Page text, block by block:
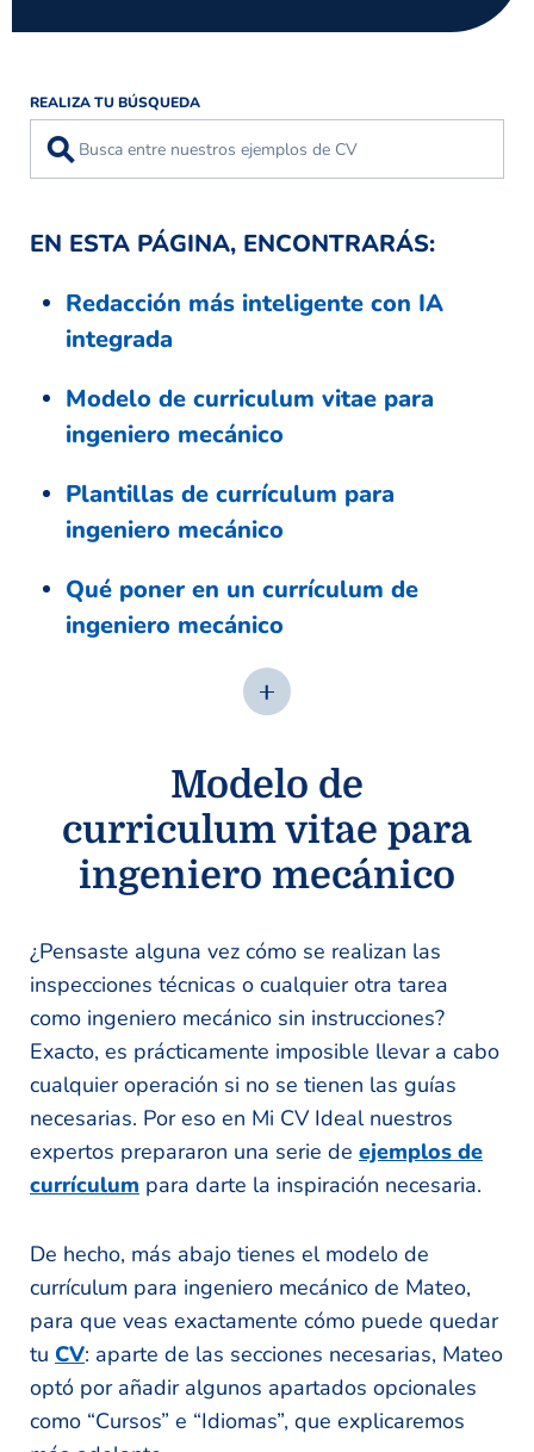
REALIZA TU BÚSQUEDA
⚲
EN ESTA PÁGINA, ENCONTRARÁS:
Redacción más inteligente con IA
integrada
Modelo de curriculum vitae para
ingeniero mecánico
Plantillas de currículum para
ingeniero mecánico
Qué poner en un currículum de
ingeniero mecánico
Modelo de
curriculum vitae para
ingeniero mecánico
¿Pensaste alguna vez cómo se realizan las
inspecciones técnicas o cualquier otra tarea
como ingeniero mecánico sin instrucciones?
Exacto, es prácticamente imposible llevar a cabo
cualquier operación si no se tienen las guías
necesarias. Por eso en Mi CV Ideal nuestros
expertos prepararon una serie de ejemplos de
currículum para darte la inspiración necesaria.
De hecho, más abajo tienes el modelo de
currículum para ingeniero mecánico de Mateo,
para que veas exactamente cómo puede quedar
tu CV: aparte de las secciones necesarias, Mateo
optó por añadir algunos apartados opcionales
como “Cursos” e “Idiomas”, que explicaremos